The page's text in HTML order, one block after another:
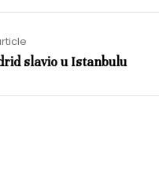
slavio u Istanbulu